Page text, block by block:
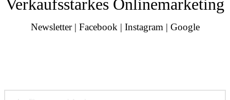
Verkaufsstarkes Onlinemarketing
Newsletter | Facebook | Instagram | Google